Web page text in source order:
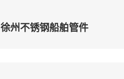
徐州不锈钢船舶管件